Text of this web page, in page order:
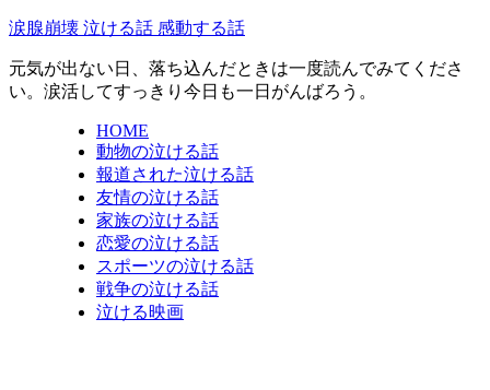
涙腺崩壊 泣ける話 感動する話
元気が出ない日、落ち込んだときは一度読んでみてくださ
い。涙活してすっきり今日も一日がんばろう。
HOME
動物の泣ける話
報道された泣ける話
友情の泣ける話
家族の泣ける話
恋愛の泣ける話
スポーツの泣ける話
戦争の泣ける話
泣ける映画